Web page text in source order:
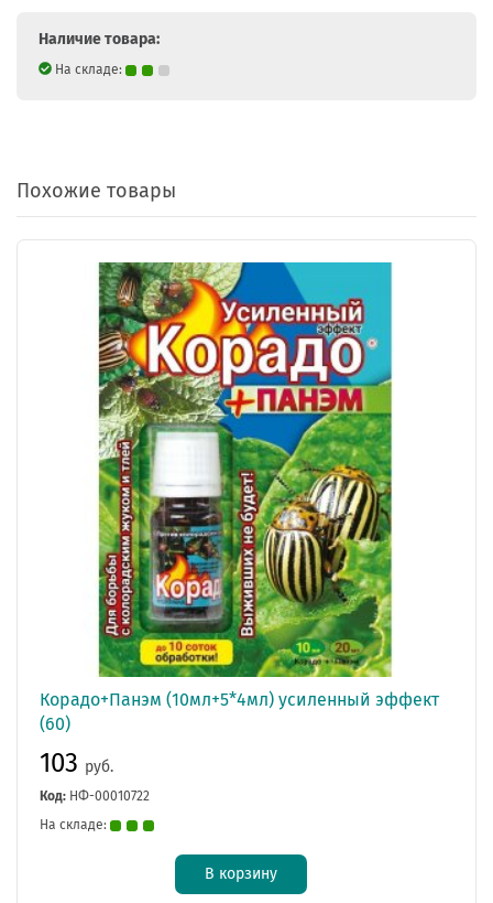
Наличие товара:
На складе:
Похожие товары
Корадо+Панэм (10мл+5*4мл) усиленный эффект
(60)
103 руб.
Код: НФ-00010722
На складе:
В корзину